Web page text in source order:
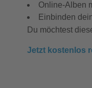
Online-Alben
Einbinden
Du möchtest
Jetzt kostenlos